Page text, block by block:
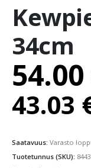
34cm
54.00
43.03
Saatavuus: Varasto
Tuotetunnus (SKU): 8443